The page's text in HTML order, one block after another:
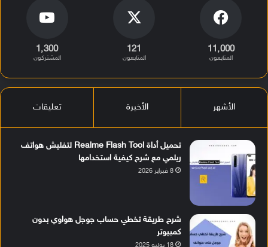
11٬000
المتابعون
121
المتابعون
1٬300
المشتركون
الأشهر الأخيرة تعليقات
تحميل أداة Realme Flash Tool لتفليش هواتف
ريلمي مع شرح كيفية استخدامها
8 فبراير 2026
شرح طريقة تخطي حساب جوجل هواوي بدون
كمبيوتر
18 يوليو 2025